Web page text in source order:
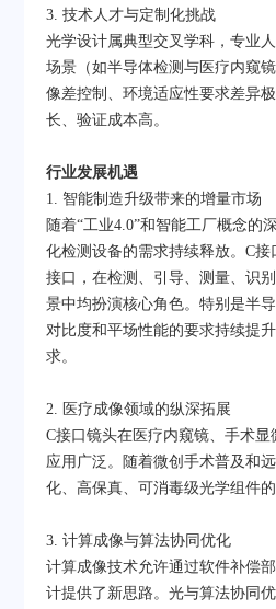
3. 技术人才与定制化挑战
光学设计属典型交叉学科，专业
场景（如半导体检测与医疗内窥
像差控制、环境适应性要求差异
长、验证成本高。
行业发展机遇
1. 智能制造升级带来的增量市场
随着“工业4.0”和智能工厂概念的
化检测设备的需求持续释放。C
接口，在检测、引导、测量、识
景中均扮演核心角色。特别是半
对比度和平场性能的要求持续提
求。
2. 医疗成像领域的纵深拓展
C接口镜头在医疗内窥镜、手术
应用广泛。随着微创手术普及和
化、高保真、可消毒级光学组件的
3. 计算成像与算法协同优化
计算成像技术允许通过软件补偿
计提供了新思路。光与算法协同